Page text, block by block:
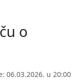
o
06.03.2026. u 20:00